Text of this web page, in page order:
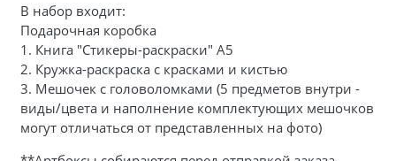
В набор входит:
Подарочная коробка
1. Книга "Стикеры-раскраски" А5
2. Кружка-раскраска с красками и кистью
3. Мешочек с головоломками (5 предметов внутри -
виды/цвета и наполнение комплектующих мешочков
могут отличаться от представленных на фото)